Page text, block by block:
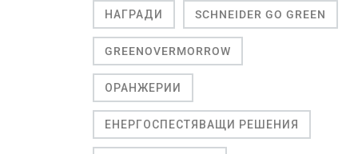
НАГРАДИ SCHNEIDER GO GREEN
GREENOVERMORROW
ОРАНЖЕРИИ
ЕНЕРГОСПЕСТЯВАЩИ РЕШЕНИЯ